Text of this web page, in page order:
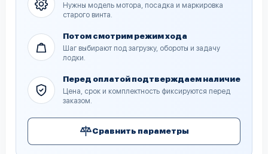
Нужны модель мотора, посадка и маркировка
старого винта.
Потом смотрим режим хода
Шаг выбирают под загрузку, обороты и задачу
лодки.
Перед оплатой подтверждаем наличие
Цена, срок и комплектность фиксируются перед
заказом.
Сравнить параметры